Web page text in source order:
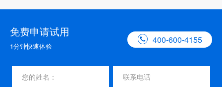
免费申请试用
1分钟快速体验
 400-600-4155